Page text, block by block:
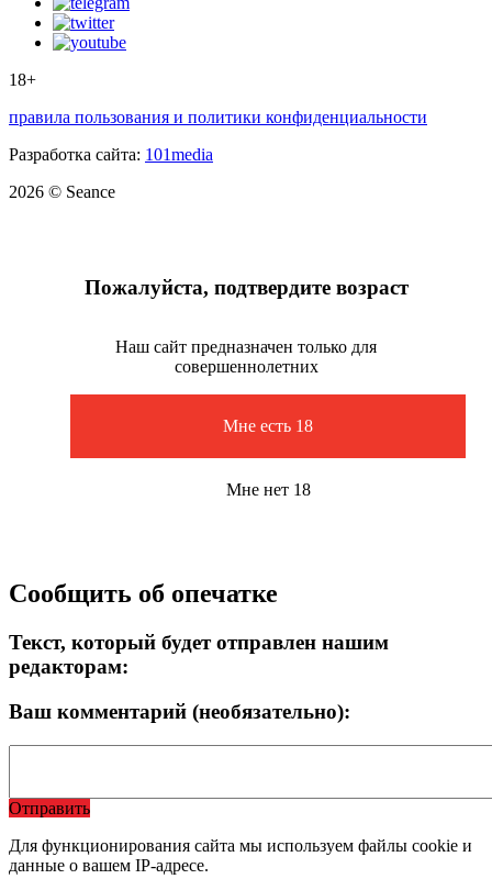
18+
правила пользования и политики конфиденциальности
Разработка сайта: 101media
2026 © Seance
Пожалуйста, подтвердите возраст
Наш сайт предназначен только для
совершеннолетних
Мне есть 18
Мне нет 18
Сообщить об опечатке
Текст, который будет отправлен нашим
редакторам:
Ваш комментарий (необязательно):
Отправить
Для функционирования сайта мы используем файлы cookie и
данные о вашем IP-адресе.